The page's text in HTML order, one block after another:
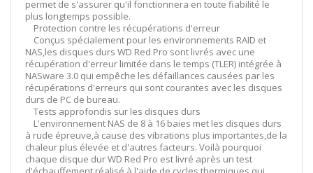
permet de s'assurer qu'il fonctionnera en toute fiabilité le
plus longtemps possible.
Protection contre les récupérations d'erreur
Conçus spécialement pour les environnements RAID et
NAS,les disques durs WD Red Pro sont livrés avec une
récupération d'erreur limitée dans le temps (TLER) intégrée à
NASware 3.0 qui empêche les défaillances causées par les
récupérations d'erreurs qui sont courantes avec les disques
durs de PC de bureau.
Tests approfondis sur les disques durs
L'environnement NAS de 8 à 16 baies met les disques durs
à rude épreuve,à cause des vibrations plus importantes,de la
chaleur plus élevée et d'autres facteurs. Voilà pourquoi
chaque disque dur WD Red Pro est livré après un test